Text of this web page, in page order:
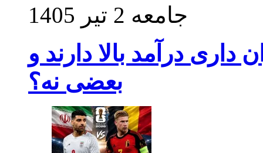
جامعه 2 تیر 1405
درآمد بالا دارند و
بعضی نه؟